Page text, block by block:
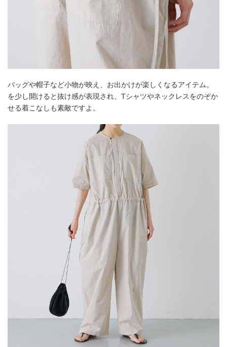
バッグや帽子など小物が映え、お出かけが楽しくなるアイテム。
を少し開けると抜け感が表現され、Tシャツやネックレスをのぞか
せる着こなしも素敵ですよ。